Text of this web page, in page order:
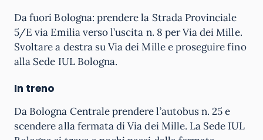
Da fuori Bologna: prendere la Strada Provinciale
5/E via Emilia verso l’uscita n. 8 per Via dei Mille.
Svoltare a destra su Via dei Mille e proseguire fino
alla Sede IUL Bologna.
In treno
Da Bologna Centrale prendere l’autobus n. 25 e
scendere alla fermata di Via dei Mille. La Sede IUL